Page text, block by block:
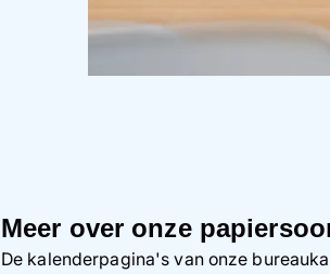
Meer over onze
De kalenderpagina's van onze